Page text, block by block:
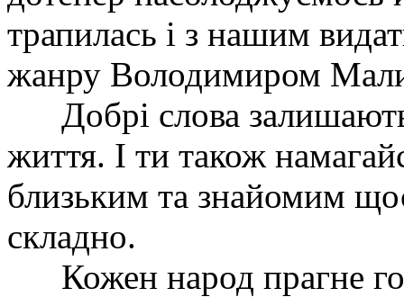
трапилась і з нашим
жанру Володимиром
Добрі слова
життя. І ти також
близьким та знайомим
складно.
Кожен народ прагне